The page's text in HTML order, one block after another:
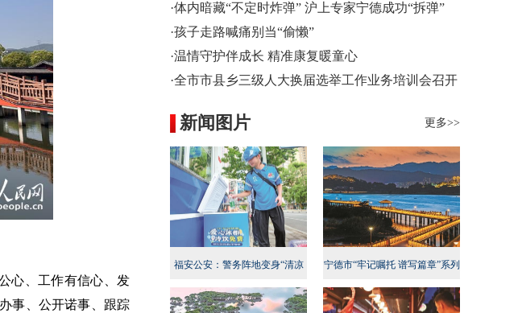
心、工作有信心、发
事、公开诺事、跟踪
·体内暗藏“不定时炸弹” 沪上专家宁德成功“拆弹”
·孩子走路喊痛别当“偷懒”
·温情守护伴成长 精准康复暖童心
·全市市县乡三级人大换届选举工作业务培训会召开
更多>>
新闻图片
福安公安：警务阵地变身“清凉
地”
宁德市“牢记嘱托 谱写篇章”系列
新闻发布会民生专项行动专场召
开